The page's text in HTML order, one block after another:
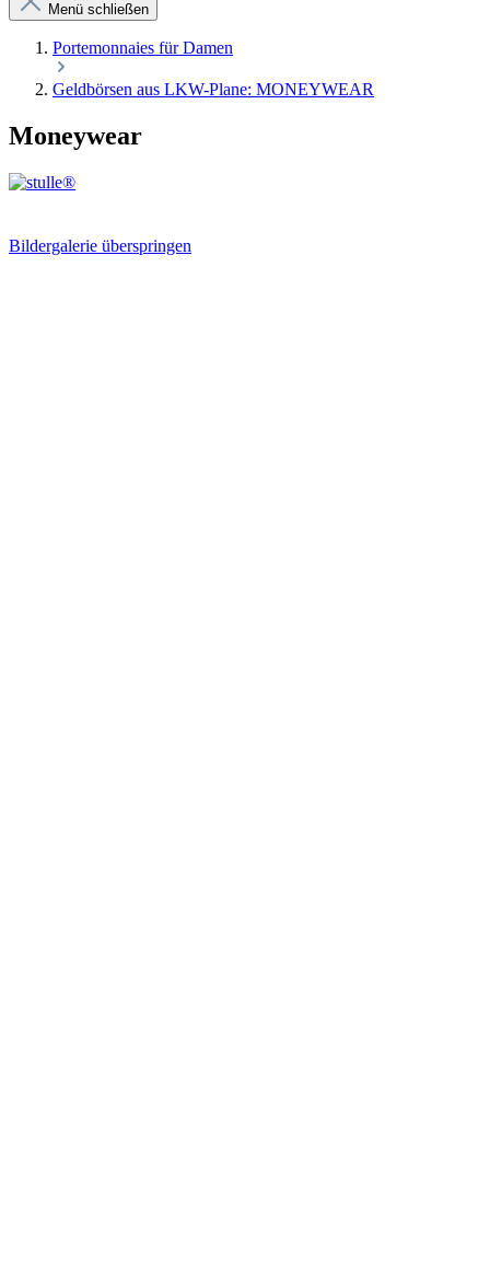
Menü schließen
Portemonnaies für Damen
Geldbörsen aus LKW-Plane: MONEYWEAR
Moneywear
Bildergalerie überspringen